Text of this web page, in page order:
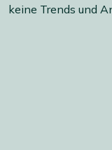
keine Trends und